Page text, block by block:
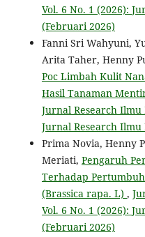
Vol. 6 No. 1 (2026):
(Februari 2026)
Fanni Sri Wahyuni,
Arita Taher, Henny
Poc Limbah Kulit
Hasil Tanaman
Jurnal Research Ilmu
Jurnal Research
Prima Novia, Henny
Meriati, Pengaruh
Terhadap
(Brassica rapa. L) ,
Vol. 6 No. 1 (2026):
(Februari 2026)